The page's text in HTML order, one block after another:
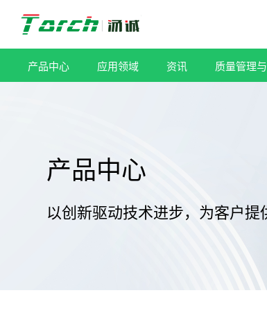
跳
过
内
产品中心 应用领域 资讯 质量管理
产品中心
以创新驱动技术进步，为客户